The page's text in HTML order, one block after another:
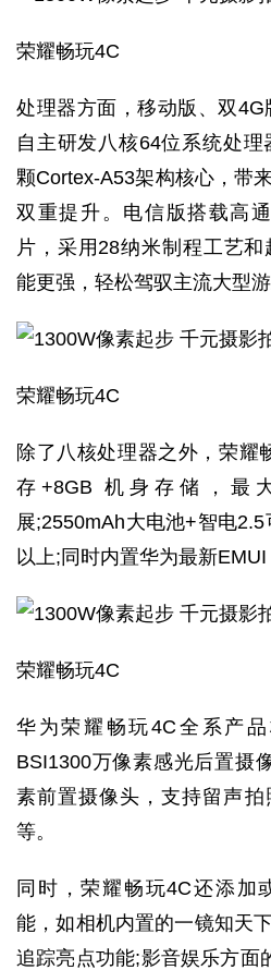
荣耀畅玩4C
处理器方面，移动版、双
自主研发八核64位系统处理
颗Cortex-A53架构核心，带
双重提升。电信版搭载高
片，采用28纳米制程工艺
能更强，轻松驾驭主流大型游
荣耀畅玩4C
除了八核处理器之外，荣耀
存+8GB 机身存储，最
展;2550mAh大电池+智电
以上;同时内置华为最新EMUI
荣耀畅玩4C
华为荣耀畅玩4C全系产
BSI1300万像素感光后置摄
素前置摄像头，支持留声
等。
同时，荣耀畅玩4C还添加
能，如相机内置的一镜知天
追踪亮点功能;影音娱乐方面